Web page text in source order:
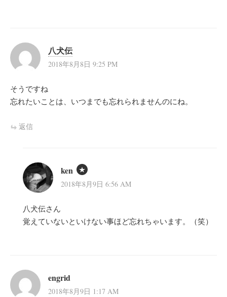
八犬伝
2018年8月8日 9:25 PM
そうですね
忘れたいことは、いつまでも忘れられませんのにね。
返信
ken
2018年8月9日 6:56 AM
八犬伝さん
覚えていないといけない事ほど忘れちゃいます。（笑）
engrid
2018年8月9日 1:17 AM